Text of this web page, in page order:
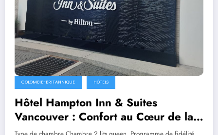
COLOMBIE-BRITANNIQUE HÔTELS
Hôtel Hampton Inn & Suites
Vancouver : Confort au Cœur de la
Ville